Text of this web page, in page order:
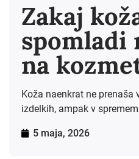
Zakaj
spomladi
na
Koža naenkrat ne prenaša
izdelkih, ampak v
5 maja, 2026